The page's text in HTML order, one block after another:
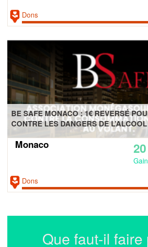
Dons
BE SAFE MONACO : 1€ REVERSÉ
CONTRE LES DANGERS DE
Monaco 20
Dons
Que faut-il faire